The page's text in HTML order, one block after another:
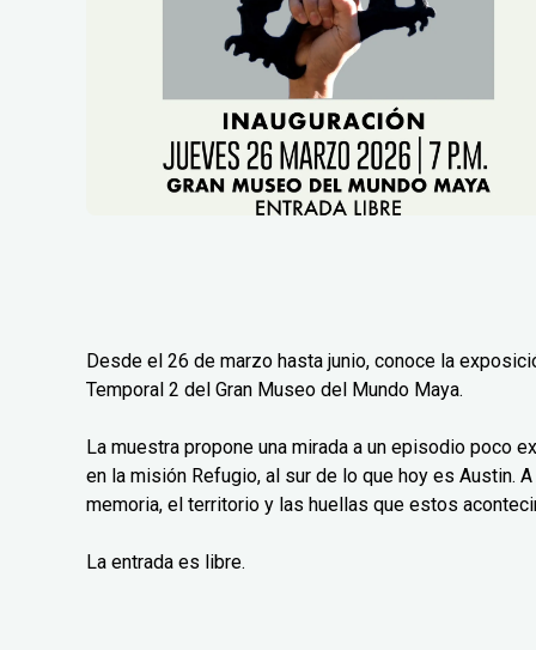
Desde el 26 de marzo hasta junio, conoce la
Temporal 2 del Gran Museo del Mundo Maya.
La muestra propone una mirada a un episodio poco
en la misión Refugio, al sur de lo que hoy es Austin.
memoria, el territorio y las huellas que estos
La entrada es libre.